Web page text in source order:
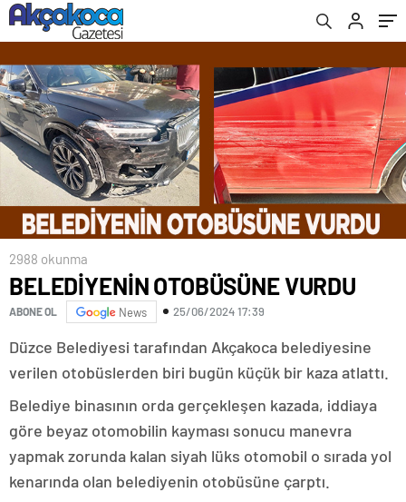
2988 okunma
BELEDİYENİN OTOBÜSÜNE VURDU
ABONE OL News 25/06/2024 17:39
Düzce Belediyesi tarafından Akçakoca belediyesine
verilen otobüslerden biri bugün küçük bir kaza atlattı.
Belediye binasının orda gerçekleşen kazada, iddiaya
göre beyaz otomobilin kayması sonucu manevra
yapmak zorunda kalan siyah lüks otomobil o sırada yol
kenarında olan belediyenin otobüsüne çarptı.